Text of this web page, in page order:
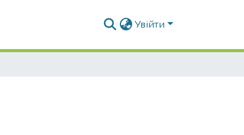
Увійти